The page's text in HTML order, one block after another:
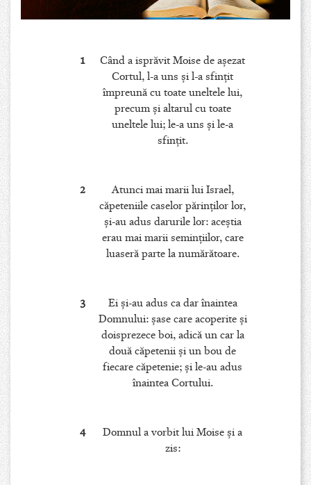
1
Când a isprăvit Moise de aşezat
Cortul, l-a uns şi l-a sfinţit
împreună cu toate uneltele lui,
precum şi altarul cu toate
uneltele lui; le-a uns şi le-a
sfinţit.
2
Atunci mai marii lui Israel,
căpeteniile caselor părinţilor lor,
şi-au adus darurile lor: aceştia
erau mai marii seminţiilor, care
luaseră parte la numărătoare.
3
Ei şi-au adus ca dar înaintea
Domnului: şase care acoperite şi
doisprezece boi, adică un car la
două căpetenii şi un bou de
fiecare căpetenie; şi le-au adus
înaintea Cortului.
4
Domnul a vorbit lui Moise şi a
zis: